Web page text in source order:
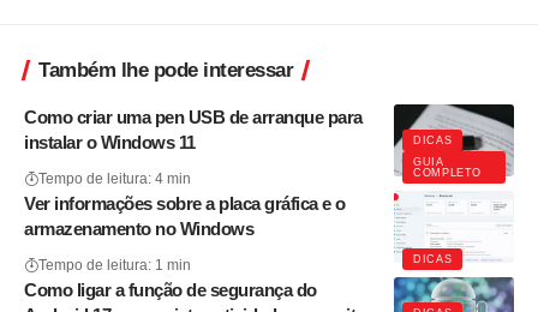
Também lhe pode interessar
DICAS
GUIA
COMPLETO
Como criar uma pen USB de arranque para
instalar o Windows 11
Tempo de leitura: 4 min
DICAS
Ver informações sobre a placa gráfica e o
armazenamento no Windows
Tempo de leitura: 1 min
Como ligar a função de segurança do